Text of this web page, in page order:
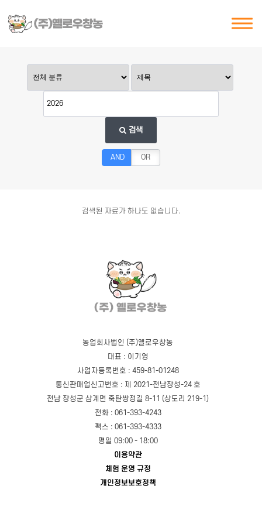
검색
AND OR
검색된 자료가 하나도 없습니다.
농업회사법인 (주)옐로우창농
대표 : 이기영
사업자등록번호 : 459-81-01248
통신판매업신고번호 : 제 2021-전남장성-24 호
전남 장성군 삼계면 죽탄쌍정길 8-11 (상도리 219-1)
전화 : 061-393-4243
팩스 : 061-393-4333
평일 09:00 - 18:00
이용약관
체험 운영 규정
개인정보보호정책